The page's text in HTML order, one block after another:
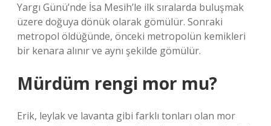
Yargı Günü’nde İsa Mesih’le ilk sıralarda buluşmak
üzere doğuya dönük olarak gömülür. Sonraki
metropol öldüğünde, önceki metropolün kemikleri
bir kenara alınır ve aynı şekilde gömülür.
Mürdüm rengi mor mu?
Erik, leylak ve lavanta gibi farklı tonları olan mor